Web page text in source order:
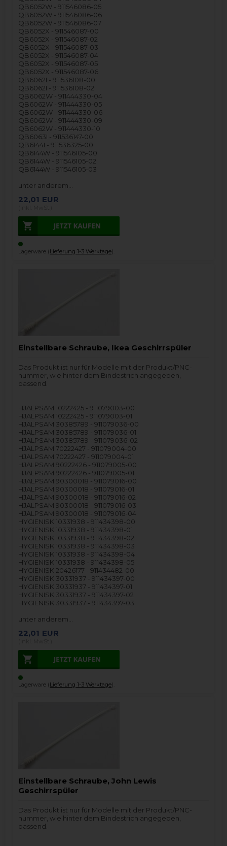
QB6052W - 911546086-05
QB6052W - 911546086-06
QB6052W - 911546086-07
QB6052X - 911546087-00
QB6052X - 911546087-02
QB6052X - 911546087-03
QB6052X - 911546087-04
QB6052X - 911546087-05
QB6052X - 911546087-06
QB6062I - 911536108-00
QB6062I - 911536108-02
QB6062W - 911444330-04
QB6062W - 911444330-05
QB6062W - 911444330-06
QB6062W - 911444330-09
QB6062W - 911444330-10
QB6063I - 911536147-00
QB6144I - 911536325-00
QB6144W - 911546105-00
QB6144W - 911546105-02
QB6144W - 911546105-03
unter anderem…
22,01 EUR
Lagerware (Lieferung 1-3 Werktage).
Einstellbare Schraube, Ikea Geschirrspüler
Das Produkt ist nur für Modelle mit der Produkt/PNC-
nummer, wie hinter dem Bindestrich angegeben,
passend.
HJALPSAM 10222425 - 911079003-00
HJALPSAM 10222425 - 911079003-01
HJALPSAM 30385789 - 911079036-00
HJALPSAM 30385789 - 911079036-01
HJALPSAM 30385789 - 911079036-02
HJALPSAM 70222427 - 911079004-00
HJALPSAM 70222427 - 911079004-01
HJALPSAM 90222426 - 911079005-00
HJALPSAM 90222426 - 911079005-01
HJALPSAM 90300018 - 911079016-00
HJALPSAM 90300018 - 911079016-01
HJALPSAM 90300018 - 911079016-02
HJALPSAM 90300018 - 911079016-03
HJALPSAM 90300018 - 911079016-04
HYGIENISK 10331938 - 911434398-00
HYGIENISK 10331938 - 911434398-01
HYGIENISK 10331938 - 911434398-02
HYGIENISK 10331938 - 911434398-03
HYGIENISK 10331938 - 911434398-04
HYGIENISK 10331938 - 911434398-05
HYGIENISK 20426177 - 911434482-00
HYGIENISK 30331937 - 911434397-00
HYGIENISK 30331937 - 911434397-01
HYGIENISK 30331937 - 911434397-02
HYGIENISK 30331937 - 911434397-03
unter anderem…
22,01 EUR
Lagerware (Lieferung 1-3 Werktage).
Einstellbare Schraube, John Lewis
Geschirrspüler
Das Produkt ist nur für Modelle mit der Produkt/PNC-
nummer, wie hinter dem Bindestrich angegeben,
passend.